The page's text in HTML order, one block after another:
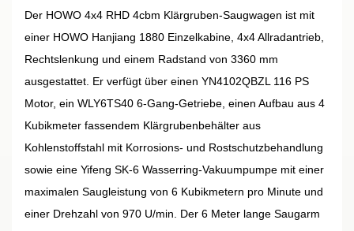
Der HOWO 4x4 RHD 4cbm Klärgruben-Saugwagen ist mit
einer HOWO Hanjiang 1880 Einzelkabine, 4x4 Allradantrieb,
Rechtslenkung und einem Radstand von 3360 mm
ausgestattet. Er verfügt über einen YN4102QBZL 116 PS
Motor, ein WLY6TS40 6-Gang-Getriebe, einen Aufbau aus 4
Kubikmeter fassendem Klärgrubenbehälter aus
Kohlenstoffstahl mit Korrosions- und Rostschutzbehandlung
sowie eine Yifeng SK-6 Wasserring-Vakuumpumpe mit einer
maximalen Saugleistung von 6 Kubikmetern pro Minute und
einer Drehzahl von 970 U/min. Der 6 Meter lange Saugarm